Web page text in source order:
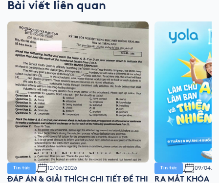
Bài viết liên quan
Tin tức 12/06/2026
ĐÁP ÁN & GIẢI THÍCH CHI TIẾT ĐỀ THI
Tin tức 09/04/
RA MẮT KHÓA